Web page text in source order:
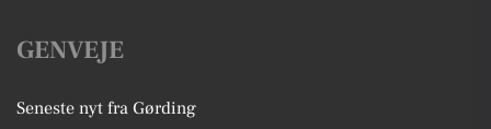
GENVEJE
Seneste nyt fra Gørding